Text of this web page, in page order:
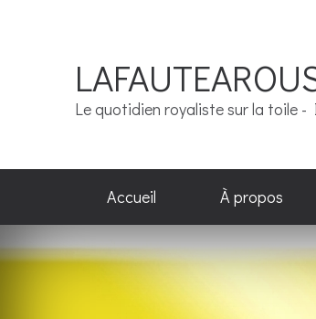
Le quotidien royaliste sur la toile -
Accueil À propos